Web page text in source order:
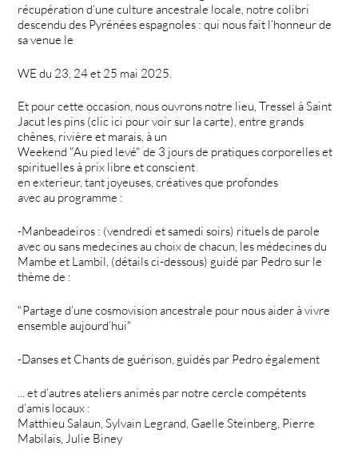
récupération d’une culture ancestrale locale, notre colibri
descendu des Pyrénées espagnoles : qui nous fait l’honneur de
sa venue le
WE du 23, 24 et 25 mai 2025.
Et pour cette occasion, nous ouvrons notre lieu, Tressel à Saint
Jacut les pins (clic ici pour voir sur la carte), entre grands
chênes, rivière et marais, à un
Weekend "Au pied levé" de 3 jours de pratiques corporelles et
spirituelles à prix libre et conscient
en exterieur, tant joyeuses, créatives que profondes
avec au programme :
-Manbeadeiros : (vendredi et samedi soirs) rituels de parole
avec ou sans medecines au choix de chacun, les médecines du
Mambe et Lambil, (détails ci-dessous) guidé par Pedro sur le
thème de :
"Partage d’une cosmovision ancestrale pour nous aider à vivre
ensemble aujourd’hui"
-Danses et Chants de guérison, guidés par Pedro également
... et d’autres ateliers animés par notre cercle compétents
d’amis locaux :
Matthieu Salaun, Sylvain Legrand, Gaelle Steinberg, Pierre
Mabilais, Julie Biney